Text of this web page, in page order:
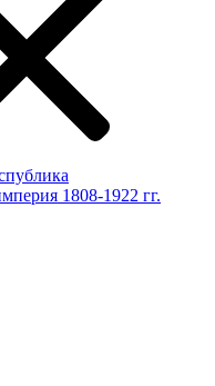
1808-1922 гг.